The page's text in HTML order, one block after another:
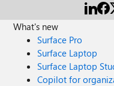
What's new
Surface Pro
Surface Laptop
Surface Laptop
Copilot for